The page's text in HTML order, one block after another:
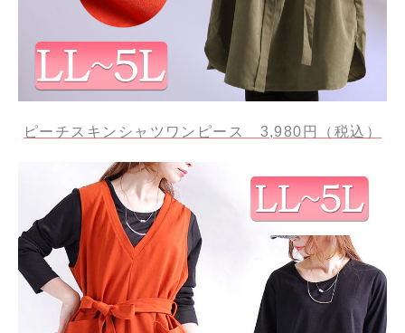
ピーチスキンシャツワンピース 3,980円（税込）